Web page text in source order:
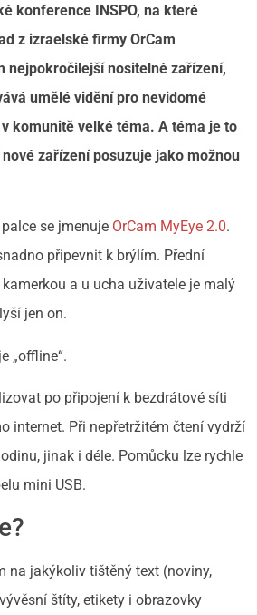
konference INSPO, na které
z izraelské firmy OrCam
nejpokročilejší nositelné zařízení,
umělé vidění pro nevidomé
komunitě velké téma. A téma je to
zařízení posuzuje jako možnou
se jmenuje OrCam MyEye 2.0.
připevnit k brýlím. Přední
a u ucha uživatele je malý
jen on.
„offline“.
po připojení k bezdrátové síti
internet. Při nepřetržitém čtení vydrží
jinak i déle. Pomůcku lze rychle
mini USB.
na jakýkoliv tištěný text (noviny,
štíty, etikety i obrazovky